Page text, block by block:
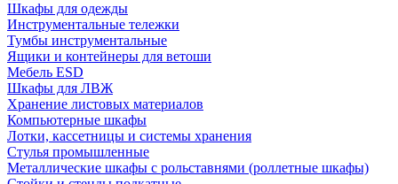
Шкафы для одежды
Инструментальные тележки
Тумбы инструментальные
Ящики и контейнеры для ветоши
Мебель ESD
Шкафы для ЛВЖ
Хранение листовых материалов
Компьютерные шкафы
Лотки, кассетницы и системы хранения
Стулья промышленные
Металлические шкафы с рольставнями (роллетные шкафы)